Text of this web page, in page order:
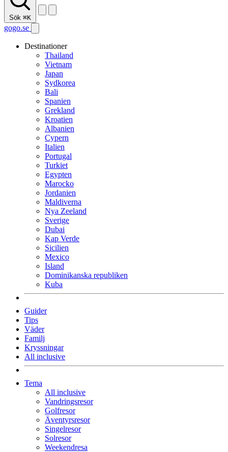
Sök ⌘K
gogo.se
Destinationer
Thailand
Vietnam
Japan
Sydkorea
Bali
Spanien
Grekland
Kroatien
Albanien
Cypern
Italien
Portugal
Turkiet
Egypten
Marocko
Jordanien
Maldiverna
Nya Zeeland
Sverige
Dubai
Kap Verde
Sicilien
Mexico
Island
Dominikanska republiken
Kuba
Guider
Tips
Väder
Familj
Kryssningar
All inclusive
Tema
All inclusive
Vandringsresor
Golfresor
Äventyrsresor
Singelresor
Solresor
Weekendresa